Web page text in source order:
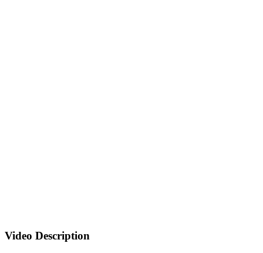
Video Description